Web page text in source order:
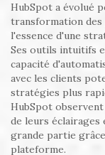
HubSpot a évolué
transformation des
l'essence d'une
Ses outils intuitifs
capacité
avec les clients
stratégies plus
HubSpot
de leurs éclairages
grande partie
plateforme.